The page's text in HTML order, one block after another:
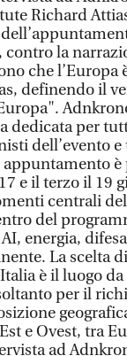
Richard
contro la
che l’Europa
definendo il
dedicata per
dell’evento
è
e il terzo il 19
centrali
del
energia,
La scelta
è il luogo
per il
e Ovest, tra
ad